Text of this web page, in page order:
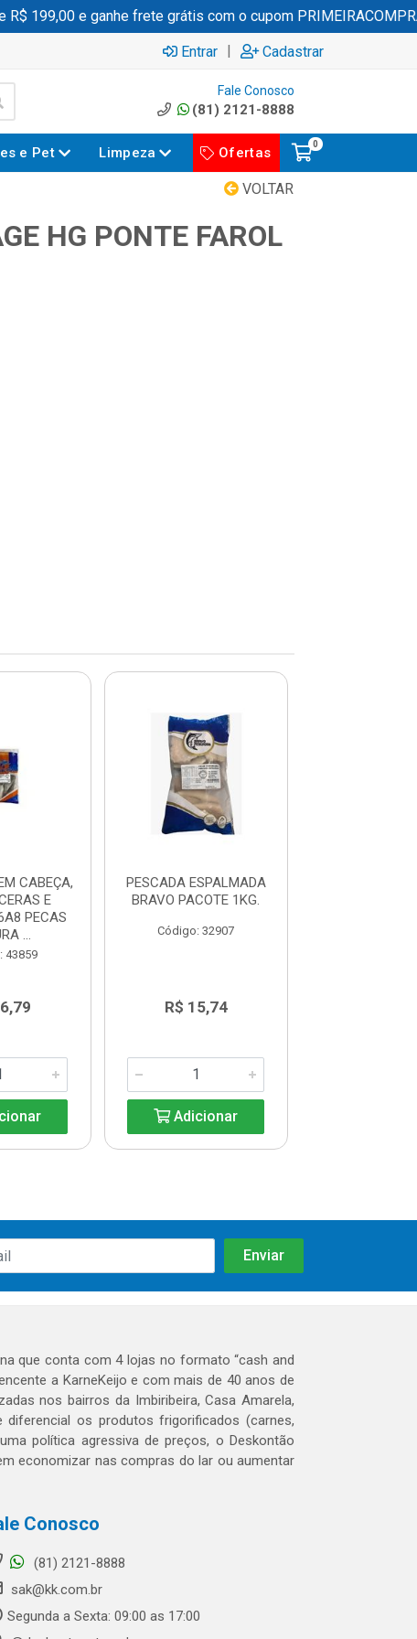
199,00 e ganhe frete grátis com o cupom PRIMEIRACOMPRA
Entrar | Cadastrar
Fale Conosco
(81) 2121-8888
e Pet Limpeza Ofertas
0
VOLTAR
HG PONTE FAROL
CABEÇA,
E
PECAS
...
43859
PESCADA ESPALMADA
BRAVO PACOTE 1KG.
Código: 32907
R$ 15,74
Adicionar
que conta com 4 lojas no formato “cash and
a KarneKeijo e com mais de 40 anos de
nos bairros da Imbiribeira, Casa Amarela,
diferencial os produtos frigorificados (carnes,
política agressiva de preços, o Deskontão
economizar nas compras do lar ou aumentar
Conosco
(81) 2121-8888
sak@kk.com.br
Segunda a Sexta: 09:00 as 17:00